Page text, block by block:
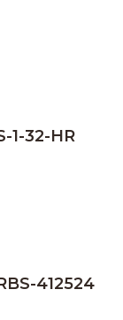
1-32-HR
412524